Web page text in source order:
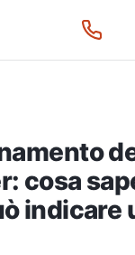
cosa
indicare